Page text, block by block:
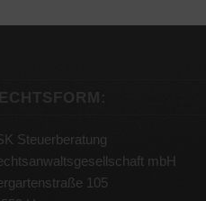
Steuerberatung
mbH
105